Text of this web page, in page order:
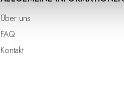
Über uns
FAQ
Kontakt